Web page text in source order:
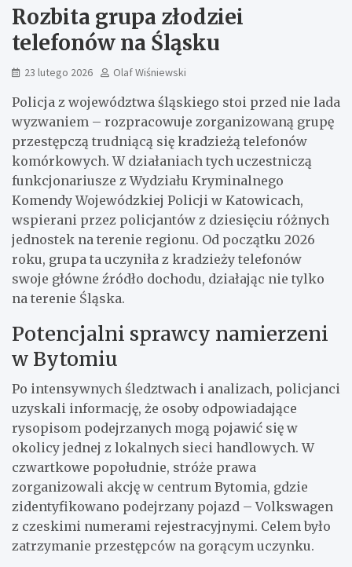
Rozbita grupa złodziei
telefonów na Śląsku
23 lutego 2026 Olaf Wiśniewski
Policja z województwa śląskiego stoi przed nie lada
wyzwaniem – rozpracowuje zorganizowaną grupę
przestępczą trudniącą się kradzieżą telefonów
komórkowych. W działaniach tych uczestniczą
funkcjonariusze z Wydziału Kryminalnego
Komendy Wojewódzkiej Policji w Katowicach,
wspierani przez policjantów z dziesięciu różnych
jednostek na terenie regionu. Od początku 2026
roku, grupa ta uczyniła z kradzieży telefonów
swoje główne źródło dochodu, działając nie tylko
na terenie Śląska.
Potencjalni sprawcy namierzeni
w Bytomiu
Po intensywnych śledztwach i analizach, policjanci
uzyskali informację, że osoby odpowiadające
rysopisom podejrzanych mogą pojawić się w
okolicy jednej z lokalnych sieci handlowych. W
czwartkowe popołudnie, stróże prawa
zorganizowali akcję w centrum Bytomia, gdzie
zidentyfikowano podejrzany pojazd – Volkswagen
z czeskimi numerami rejestracyjnymi. Celem było
zatrzymanie przestępców na gorącym uczynku.